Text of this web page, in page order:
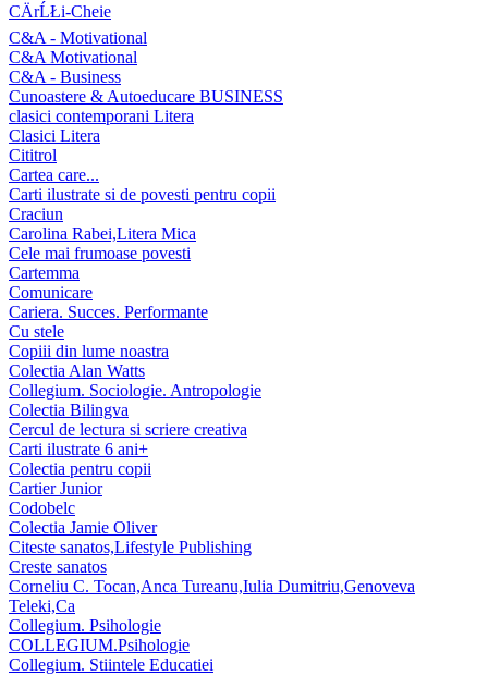
CÄrĹŁi-Cheie
C&A - Motivational
C&A Motivational
C&A - Business
Cunoastere & Autoeducare BUSINESS
clasici contemporani Litera
Clasici Litera
Cititrol
Cartea care...
Carti ilustrate si de povesti pentru copii
Craciun
Carolina Rabei,Litera Mica
Cele mai frumoase povesti
Cartemma
Comunicare
Cariera. Succes. Performante
Cu stele
Copiii din lume noastra
Colectia Alan Watts
Collegium. Sociologie. Antropologie
Colectia Bilingva
Cercul de lectura si scriere creativa
Carti ilustrate 6 ani+
Colectia pentru copii
Cartier Junior
Codobelc
Colectia Jamie Oliver
Citeste sanatos,Lifestyle Publishing
Creste sanatos
Corneliu C. Tocan,Anca Tureanu,Iulia Dumitriu,Genoveva
Teleki,Ca
Collegium. Psihologie
COLLEGIUM.Psihologie
Collegium. Stiintele Educatiei